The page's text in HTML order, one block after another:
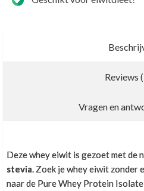
Reviews
Vragen en
Deze whey eiwit is gezoet met de
stevia. Zoek je whey eiwit zonder
naar de Pure Whey Protein Isolate
Mixes very well and
Vikrant Badle, 25 maart 2026